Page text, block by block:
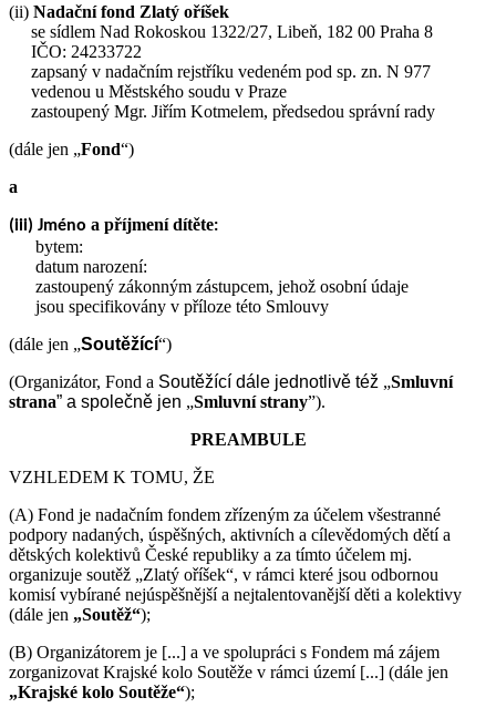
(ii) Nadační fond Zlatý oříšek
se sídlem Nad Rokoskou 1322/27, Libeň, 182 00 Praha 8
IČO: 24233722
zapsaný v nadačním rejstříku vedeném pod sp. zn. N 977
vedenou u Městského soudu v Praze
zastoupený Mgr. Jiřím Kotmelem, předsedou správní rady
(dále jen „Fond“)
a
(iii) Jméno a příjmení dítěte:
bytem:
datum narození:
zastoupený zákonným zástupcem, jehož osobní údaje
jsou specifikovány v příloze této Smlouvy
(dále jen „Soutěžící“)
(Organizátor, Fond a Soutěžící dále jednotlivě též „Smluvní
strana” a společně jen „Smluvní strany”).
PREAMBULE
VZHLEDEM K TOMU, ŽE
(A) Fond je nadačním fondem zřízeným za účelem všestranné
podpory nadaných, úspěšných, aktivních a cílevědomých dětí a
dětských kolektivů České republiky a za tímto účelem mj.
organizuje soutěž „Zlatý oříšek“, v rámci které jsou odbornou
komisí vybírané nejúspěšnější a nejtalentovanější děti a kolektivy
(dále jen „Soutěž“);
(B) Organizátorem je [...] a ve spolupráci s Fondem má zájem
zorganizovat Krajské kolo Soutěže v rámci území [...] (dále jen
„Krajské kolo Soutěže“);